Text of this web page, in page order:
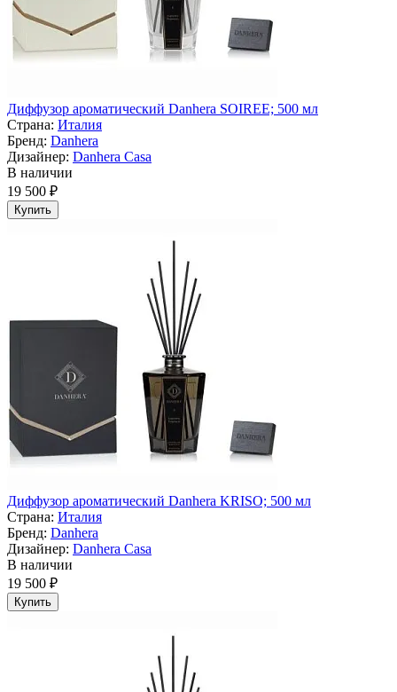
Диффузор ароматический Danhera SOIREE; 500 мл
Страна: Италия
Бренд: Danhera
Дизайнер: Danhera Casa
В наличии
19 500 ₽
Купить
Диффузор ароматический Danhera KRISO; 500 мл
Страна: Италия
Бренд: Danhera
Дизайнер: Danhera Casa
В наличии
19 500 ₽
Купить